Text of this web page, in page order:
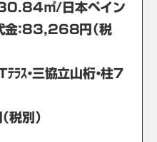
30.84㎡/日本ペイン
金：83,268円（税
ｽ・三協立山桁・柱７
別）